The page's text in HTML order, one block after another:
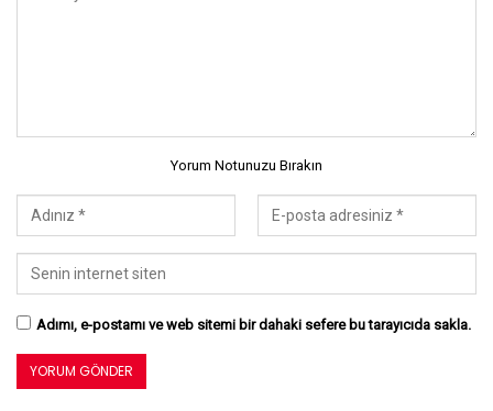
Yorum Notunuzu Bırakın
Adımı, e-postamı ve web sitemi bir dahaki sefere bu tarayıcıda sakla.